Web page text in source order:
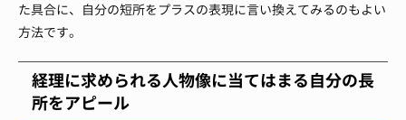
た具合に、自分の短所をプラスの表現に言い換えてみるのもよい
方法です。
経理に求められる人物像に当てはまる自分の長
所をアピール